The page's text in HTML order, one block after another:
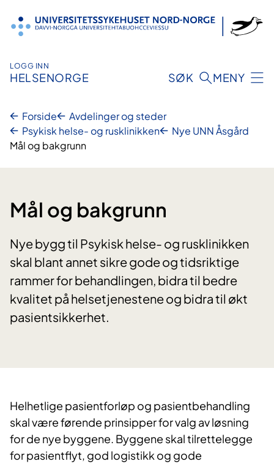
innhold
LOGG INN
HELSENORGE SØK MENY
Forside
Avdelinger og steder
Psykisk helse- og rusklinikken
Nye UNN Åsgård
Mål og bakgrunn
Mål og bakgrunn
Nye bygg til Psykisk helse- og rusklinikken
skal blant annet sikre gode og tidsriktige
rammer for behandlingen, bidra til bedre
kvalitet på helsetjenestene og bidra til økt
pasientsikkerhet.
Helhetlige pasientforløp og pasientbehandling
skal være førende prinsipper for valg av løsning
for de nye byggene. Byggene skal tilrettelegge
for pasientflyt, god logistikk og gode